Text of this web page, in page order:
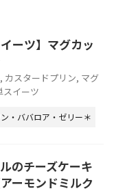
ーツ】マグカッ
, カスタードプリン, マグ
スイーツ
・ババロア・ゼリー＊
のチーズケーキ
ーモンドミルク